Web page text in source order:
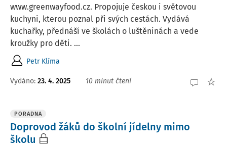
www.greenwayfood.cz. Propojuje českou i světovou
kuchyni, kterou poznal při svých cestách. Vydává
kuchařky, přednáší ve školách o luštěninách a vede
kroužky pro děti. ...
Petr Klíma
Vydáno: 23. 4. 2025 10 minut čtení
PORADNA
Doprovod žáků do školní jídelny mimo
školu